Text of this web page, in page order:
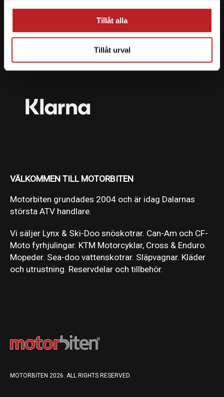
Tillåt alla
Tillåt urval
Vi erbjuder flera olika betalsätt. Dina köp är alltid
skyddade med krypteringsteknik.
VÄLKOMMEN TILL MOTORBITEN
Motorbiten grundades 2004 och är idag Dalarnas
största ATV handlare.
Vi säljer Lynx & Ski-Doo snöskotrar. Can-Am och CF-
Moto fyrhjulingar. KTM Motorcyklar, Cross & Enduro.
Mopeder. Sea-doo vattenskotrar. Släpvagnar. Kläder
och utrustning. Reservdelar och tillbehör.
MOTORBITEN 2026. ALL RIGHTS RESERVED.